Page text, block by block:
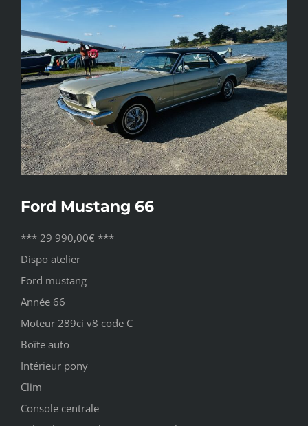
l'image
agrandie
Ford Mustang 66
*** 29 990,00€ ***
Dispo atelier
Ford mustang
Année 66
Moteur 289ci v8 code C
Boîte auto
Intérieur pony
Clim
Console centrale